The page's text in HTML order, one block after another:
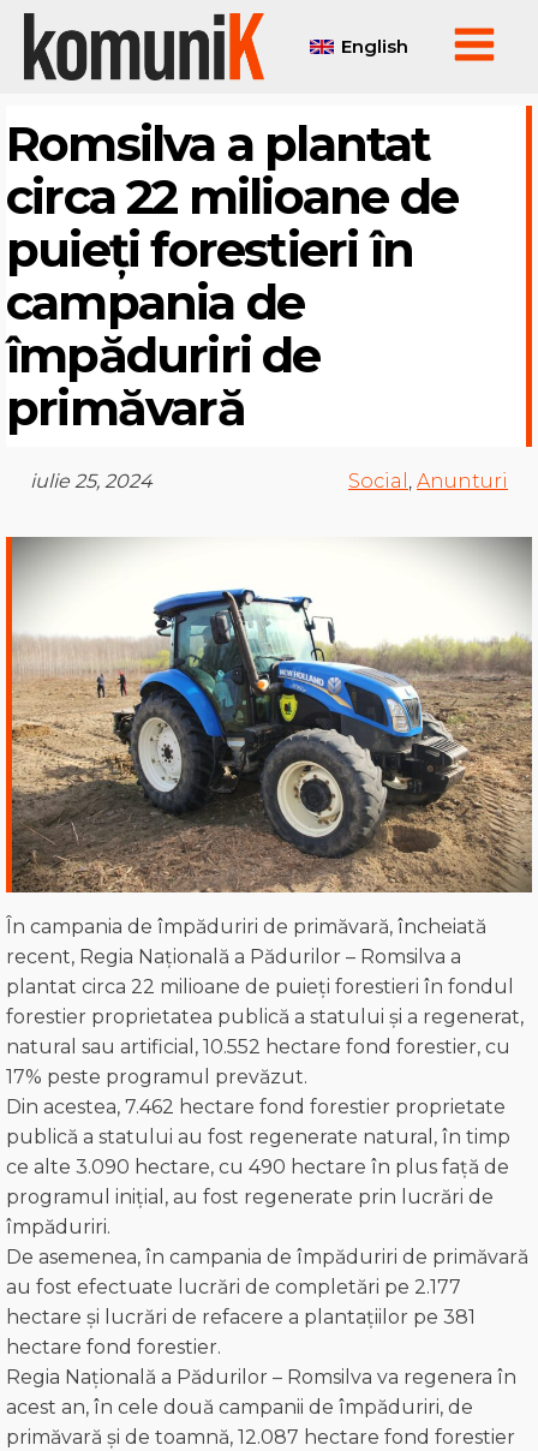
English
Romsilva a plantat
circa 22 milioane de
puieți forestieri în
campania de
împăduriri de
primăvară
iulie 25, 2024 Social , Anunturi
În campania de împăduriri de primăvară, încheiată
recent, Regia Națională a Pădurilor – Romsilva a
plantat circa 22 milioane de puieți forestieri în fondul
forestier proprietatea publică a statului și a regenerat,
natural sau artificial, 10.552 hectare fond forestier, cu
17% peste programul prevăzut.
Din acestea, 7.462 hectare fond forestier proprietate
publică a statului au fost regenerate natural, în timp
ce alte 3.090 hectare, cu 490 hectare în plus față de
programul inițial, au fost regenerate prin lucrări de
împăduriri.
De asemenea, în campania de împăduriri de primăvară
au fost efectuate lucrări de completări pe 2.177
hectare și lucrări de refacere a plantațiilor pe 381
hectare fond forestier.
Regia Națională a Pădurilor – Romsilva va regenera în
acest an, în cele două campanii de împăduriri, de
primăvară și de toamnă, 12.087 hectare fond forestier